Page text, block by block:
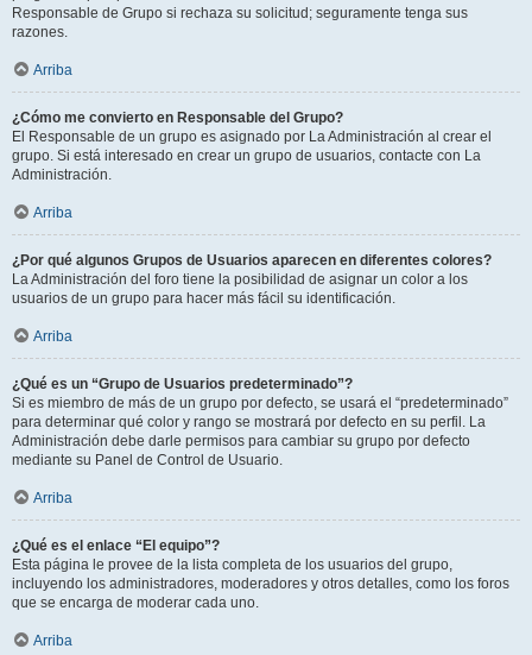
Responsable de Grupo si rechaza su solicitud; seguramente tenga sus
razones.
Arriba
¿Cómo me convierto en Responsable del Grupo?
El Responsable de un grupo es asignado por La Administración al crear el
grupo. Si está interesado en crear un grupo de usuarios, contacte con La
Administración.
Arriba
¿Por qué algunos Grupos de Usuarios aparecen en diferentes colores?
La Administración del foro tiene la posibilidad de asignar un color a los
usuarios de un grupo para hacer más fácil su identificación.
Arriba
¿Qué es un “Grupo de Usuarios predeterminado”?
Si es miembro de más de un grupo por defecto, se usará el “predeterminado”
para determinar qué color y rango se mostrará por defecto en su perfil. La
Administración debe darle permisos para cambiar su grupo por defecto
mediante su Panel de Control de Usuario.
Arriba
¿Qué es el enlace “El equipo”?
Esta página le provee de la lista completa de los usuarios del grupo,
incluyendo los administradores, moderadores y otros detalles, como los foros
que se encarga de moderar cada uno.
Arriba